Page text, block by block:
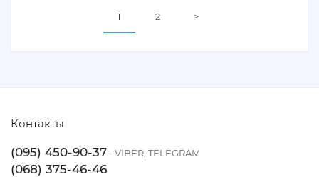
1 2 >
Контакты
(095) 450-90-37- VIBER, TELEGRAM
(068) 375-46-46